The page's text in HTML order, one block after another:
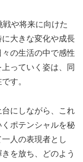
や将来に向けた
大きな変化や成長
の生活の中で感性
っていく姿は、同
す。
にしながら、これ
ポテンシャルを秘
人の表現者とし
を放ち、どのよう